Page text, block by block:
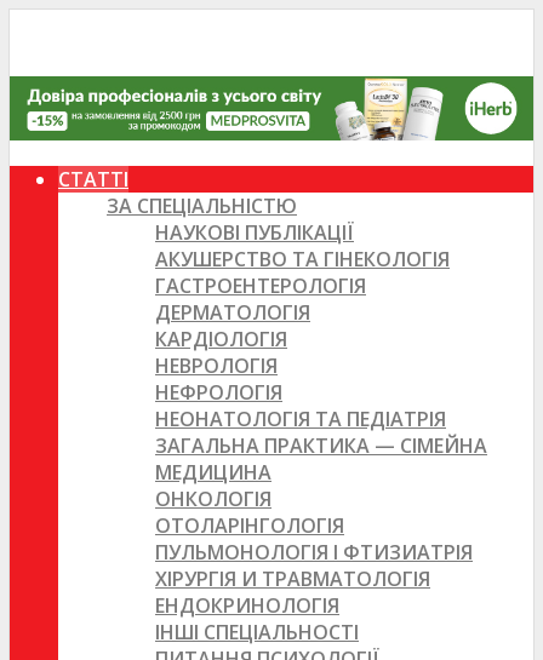
СТАТТІ
ЗА СПЕЦІАЛЬНІСТЮ
НАУКОВІ ПУБЛІКАЦІЇ
АКУШЕРСТВО ТА ГІНЕКОЛОГІЯ
ГАСТРОЕНТЕРОЛОГІЯ
ДЕРМАТОЛОГІЯ
КАРДІОЛОГІЯ
НЕВРОЛОГІЯ
НЕФРОЛОГІЯ
НЕОНАТОЛОГІЯ ТА ПЕДІАТРІЯ
ЗАГАЛЬНА ПРАКТИКА — СІМЕЙНА
МЕДИЦИНА
ОНКОЛОГІЯ
ОТОЛАРІНГОЛОГІЯ
ПУЛЬМОНОЛОГІЯ І ФТИЗИАТРІЯ
ХІРУРГІЯ И ТРАВМАТОЛОГІЯ
ЕНДОКРИНОЛОГІЯ
ІНШІ СПЕЦІАЛЬНОСТІ